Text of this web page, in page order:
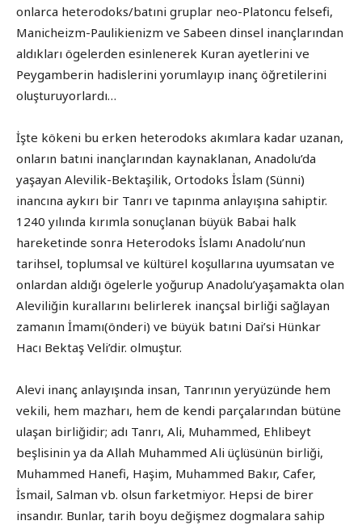
onlarca heterodoks/batıni gruplar neo-Platoncu felsefi,
Manicheizm-Paulikienizm ve Sabeen dinsel inançlarından
aldıkları ögelerden esinlenerek Kuran ayetlerini ve
Peygamberin hadislerini yorumlayıp inanç öğretilerini
oluşturuyorlardı…
İşte kökeni bu erken heterodoks akımlara kadar uzanan,
onların batıni inançlarından kaynaklanan, Anadolu’da
yaşayan Alevilik-Bektaşilik, Ortodoks İslam (Sünni)
inancına aykırı bir Tanrı ve tapınma anlayışına sahiptir.
1240 yılında kırımla sonuçlanan büyük Babai halk
hareketinde sonra Heterodoks İslamı Anadolu’nun
tarihsel, toplumsal ve kültürel koşullarına uyumsatan ve
onlardan aldığı ögelerle yoğurup Anadolu’yaşamakta olan
Aleviliğin kurallarını belirlerek inançsal birliği sağlayan
zamanın İmamı(önderi) ve büyük batıni Dai’si Hünkar
Hacı Bektaş Veli’dir. olmuştur.
Alevi inanç anlayışında insan, Tanrının yeryüzünde hem
vekili, hem mazharı, hem de kendi parçalarından bütüne
ulaşan birliğidir; adı Tanrı, Ali, Muhammed, Ehlibeyt
beşlisinin ya da Allah Muhammed Ali üçlüsünün birliği,
Muhammed Hanefi, Haşim, Muhammed Bakır, Cafer,
İsmail, Salman vb. olsun farketmiyor. Hepsi de birer
insandır. Bunlar, tarih boyu değişmez dogmalara sahip